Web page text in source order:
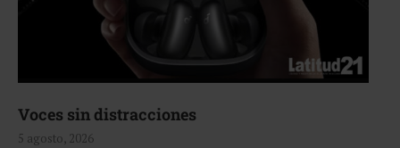
Voces sin distracciones
5 agosto, 2026